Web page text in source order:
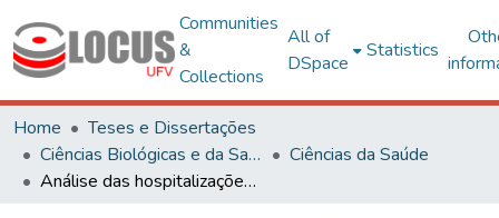
Communities
&
Collections
All of
DSpace
Statistics
Home
Teses e Dissertações
Ciências Biológicas e da Saúde
Ciências da Saúde
Análise das hospitalizações e óbitos por síndrome respiratória aguda grave devido à COVID-19 entre crianças e adolescentes brasileiros